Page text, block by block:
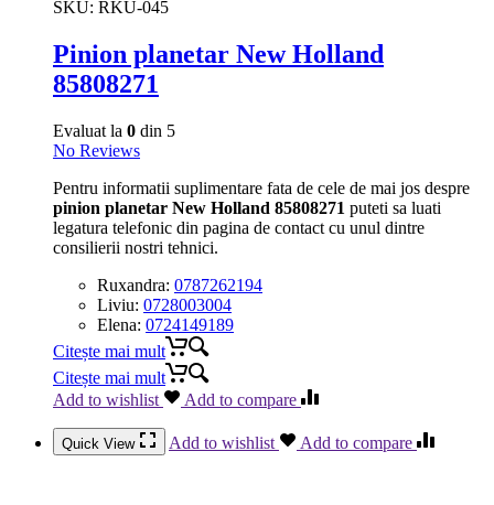
SKU: RKU-045
Pinion planetar New Holland
85808271
Evaluat la 0 din 5
No Reviews
Pentru informatii suplimentare fata de cele de mai jos despre
pinion planetar New Holland 85808271 puteti sa luati
legatura telefonic din pagina de contact cu unul dintre
consilierii nostri tehnici.
Ruxandra: 0787262194
Liviu: 0728003004
Elena: 0724149189
Citește mai mult
Citește mai mult
Add to wishlist
Add to compare
Quick View Add to wishlist Add to compare